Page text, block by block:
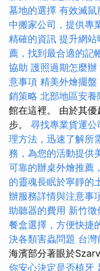
墓地的選擇 有效滅鼠
中搬家公司，提供專
精確的資訊 提升網
薦，找到最合適的記
協助 護照過期怎麼辦
意事項 精美外燴擺
銷策略 北部地區安
館在這裡。 由於其
步。 尋找專業貨運
理方法，迅速了解所
務，為您的活動提供
可靠的辦桌外燴推薦
的靈魂長眠於寧靜的
辦服務詳情與注意事
助聽器的費用 新竹徵
餐盒選擇，方便快捷
決各類害蟲問題 台灣
海濱部分著眼於
你安心決定是否植牙